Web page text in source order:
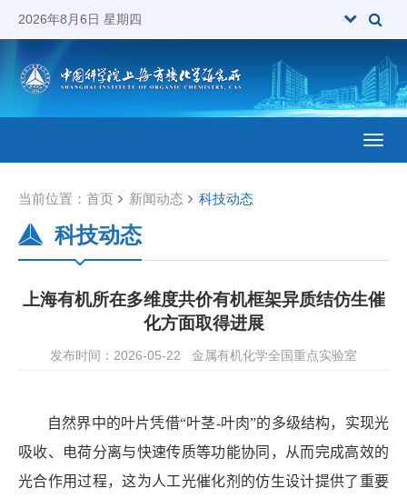
2026年8月6日 星期四
当前位置： 首页 新闻动态 科技动态
科技动态
上海有机所在多维度共价有机框架异质结仿生催
化方面取得进展
发布时间：2026-05-22 金属有机化学全国重点实验室
自然界中的叶片凭借“叶茎-叶肉”的多级结构，实现光
吸收、电荷分离与快速传质等功能协同，从而完成高效的
光合作用过程，这为人工光催化剂的仿生设计提供了重要